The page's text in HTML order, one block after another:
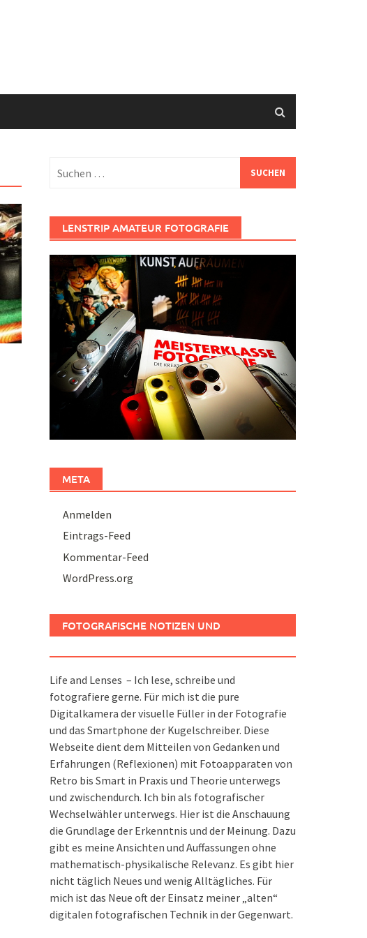
nach:
LENSTRIP AMATEUR FOTOGRAFIE
META
Anmelden
Eintrags-Feed
Kommentar-Feed
WordPress.org
FOTOGRAFISCHE NOTIZEN UND
Life and Lenses – Ich lese, schreibe und
fotografiere gerne. Für mich ist die pure
Digitalkamera der visuelle Füller in der Fotografie
und das Smartphone der Kugelschreiber. Diese
Webseite dient dem Mitteilen von Gedanken und
Erfahrungen (Reflexionen) mit Fotoapparaten von
Retro bis Smart in Praxis und Theorie unterwegs
und zwischendurch. Ich bin als fotografischer
Wechselwähler unterwegs. Hier ist die Anschauung
die Grundlage der Erkenntnis und der Meinung. Dazu
gibt es meine Ansichten und Auffassungen ohne
mathematisch-physikalische Relevanz. Es gibt hier
nicht täglich Neues und wenig Alltägliches. Für
mich ist das Neue oft der Einsatz meiner „alten“
digitalen fotografischen Technik in der Gegenwart.